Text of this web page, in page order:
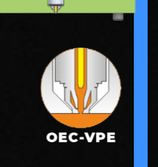
OEC-VPE